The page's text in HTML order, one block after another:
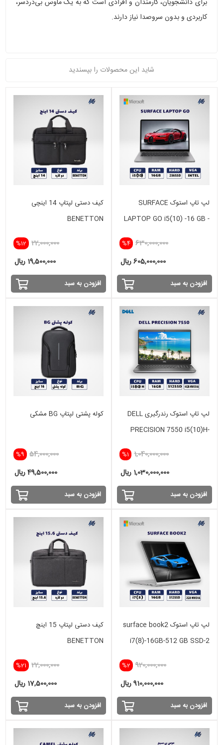
کاربردی و بدون سروصدا نیاز دارند.
شاید این محصولات را بپسندید
لپ تاپ استوک SURFACE
LAPTOP GO i5(10) -16 GB -
%4 630,000,000
605,000,000 ریال
افزودن به سبد
کیف دستی لپتاپ 14 اینچی
BENETTON
%12 22,000,000
19,500,000 ریال
افزودن به سبد
لپ تاپ استوک رندرگیری DELL
PRECISION 7550 i5(10)H-
%1 1,040,000,000
1,030,000,000 ریال
افزودن به سبد
کوله پشتی لپتاپ BG مشکی
%9 54,000,000
49,500,000 ریال
افزودن به سبد
لپ تاپ استوک surface book2
i7(8)-16GB-512 GB SSD-2
%2 920,000,000
910,000,000 ریال
افزودن به سبد
کیف دستی لپتاپ 15 اینچ
BENETTON
%21 22,000,000
17,500,000 ریال
افزودن به سبد